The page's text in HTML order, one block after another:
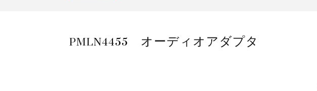
セールス情報 2021.4.12 モトローラ無線機本体キャンペーン15%off
PMLN4455 オーディオアダプタ